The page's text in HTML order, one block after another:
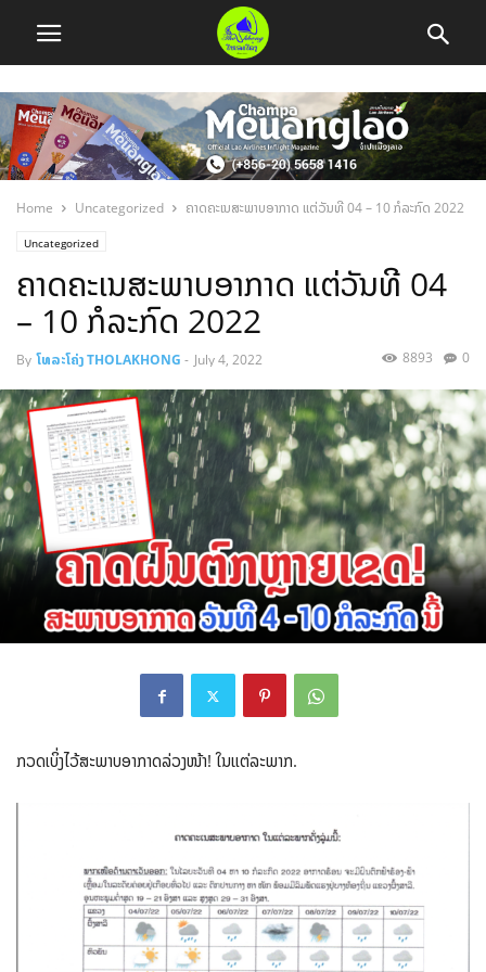
Home Uncategorized ຄາດຄະເນສະພາບອາກາດ ແຕ່ວັນທີ 04 – 10 ກໍລະກົດ 2022
Uncategorized
ຄາດຄະເນສະພາບອາກາດ ແຕ່ວັນທີ 04
– 10 ກໍລະກົດ 2022
By ໂທລະໂຄ່ງ THOLAKHONG - July 4, 2022 0
8893
ກວດເບິ່ງໄວ້ສະພາບອາກາດລ່ວງໜ້າ! ໃນແຕ່ລະພາກ.